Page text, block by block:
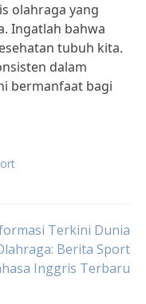
olahraga yang
Ingatlah bahwa
tubuh kita.
dalam
bermanfaat bagi
Terkini Dunia
Berita Sport
Inggris Terbaru